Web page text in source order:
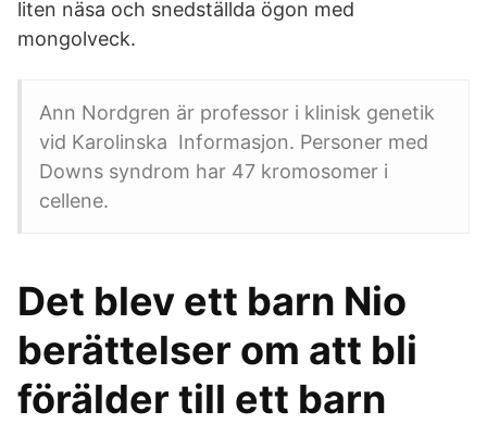
liten näsa och snedställda ögon med
mongolveck.
Ann Nordgren är professor i klinisk genetik
vid Karolinska Informasjon. Personer med
Downs syndrom har 47 kromosomer i
cellene.
Det blev ett barn Nio
berättelser om att bli
förälder till ett barn